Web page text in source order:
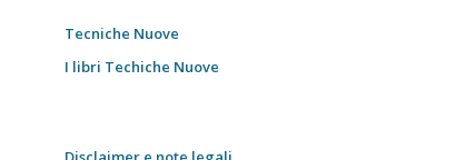
Tecniche Nuove
I libri Techiche Nuove